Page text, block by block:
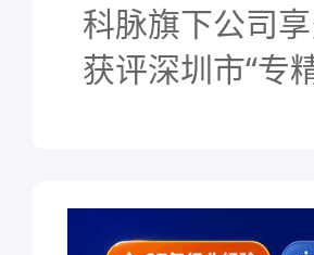
科脉旗下公司
获评深圳市“专